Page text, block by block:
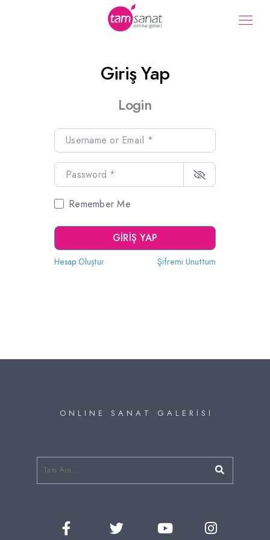
Giriş Yap
Login
Username or Email*
Password
Remember Me
GIRIŞ YAP
Hesap Oluştur Şifremi Unuttum
O N L I N E S A N A T G A L E R İ S İ